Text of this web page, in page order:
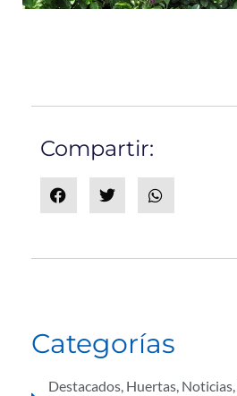
Compartir:
Categorías
Destacados, Huertas, Noticias,